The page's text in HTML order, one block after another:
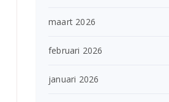
maart 2026
februari 2026
januari 2026